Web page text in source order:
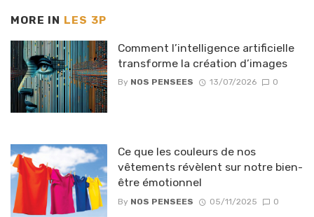
MORE IN LES 3P
Comment l’intelligence artificielle
transforme la création d’images
By NOS PENSEES 13/07/2026 0
Ce que les couleurs de nos
vêtements révèlent sur notre bien-
être émotionnel
By NOS PENSEES 05/11/2025 0